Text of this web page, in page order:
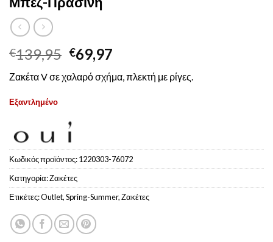
€139,95 Original
price
was:
€69,97
τρέχουσα
τιμή
Ζακέτα V σε χαλαρό σχήμα, πλεκτή με ρίγες.
Εξαντλημένο
Κωδικός προϊόντος:1220303-76072
Κατηγορία:Ζακέτες
Ετικέτες:Outlet,Spring-Summer,Ζακέτες